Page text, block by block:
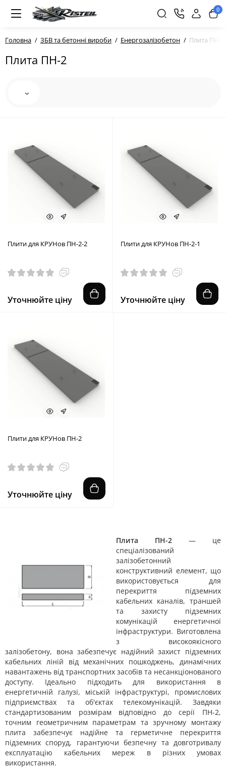
0
Головна ЗБВ та бетонні вироби Енергозалізобетон Плита ПН-2
Плита ПН-2
Плити для КРУНов ПН-2-2
Уточнюйте ціну
Плити для КРУНов ПН-2-1
Уточнюйте ціну
Плити для КРУНов ПН-2
Уточнюйте ціну
Плита ПН-2 — це
спеціалізований
залізобетонний
конструктивний елемент, що
використовується для
перекриття підземних
кабельних каналів, траншей
та захисту підземних
комунікацій енергетичної
інфраструктури. Виготовлена
з високоякісного
залізобетону, вона забезпечує надійний захист підземних
кабельних ліній від механічних пошкоджень, динамічних
навантажень від транспортних засобів та несанкціонованого
доступу. Ідеально підходить для використання в
енергетичній галузі, міській інфраструктурі, промислових
підприємствах та об'єктах телекомунікацій. Завдяки
стандартизованим розмірам відповідно до серії ПН-2,
точним геометричним параметрам та зручному монтажу
плита забезпечує надійне та герметичне перекриття
підземних споруд, гарантуючи безпечну та довготривалу
експлуатацію кабельних мереж в різних умовах
використання.